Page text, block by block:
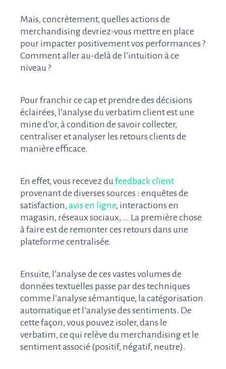
Mais, concrètement, quelles actions de
merchandising devriez-vous mettre en place
pour impacter positivement vos performances ?
Comment aller au-delà de l’intuition à ce
niveau ?
Pour franchir ce cap et prendre des décisions
éclairées, l’analyse du verbatim client est une
mine d’or, à condition de savoir collecter,
centraliser et analyser les retours clients de
manière efficace.
En effet, vous recevez dufeedback client
provenant de diverses sources : enquêtes de
satisfaction, avis en ligne, interactions en
magasin, réseaux sociaux, … La première chose
à faire est de remonter ces retours dans une
plateforme centralisée.
Ensuite, l’analyse de ces vastes volumes de
données textuelles passe par des techniques
comme l’analyse sémantique, la catégorisation
automatique et l’analyse des sentiments. De
cette façon, vous pouvez isoler, dans le
verbatim, ce qui relève du merchandising et le
sentiment associé (positif, négatif, neutre).